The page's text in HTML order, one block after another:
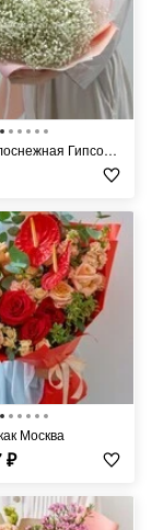
Гипсофила
Москва
₽